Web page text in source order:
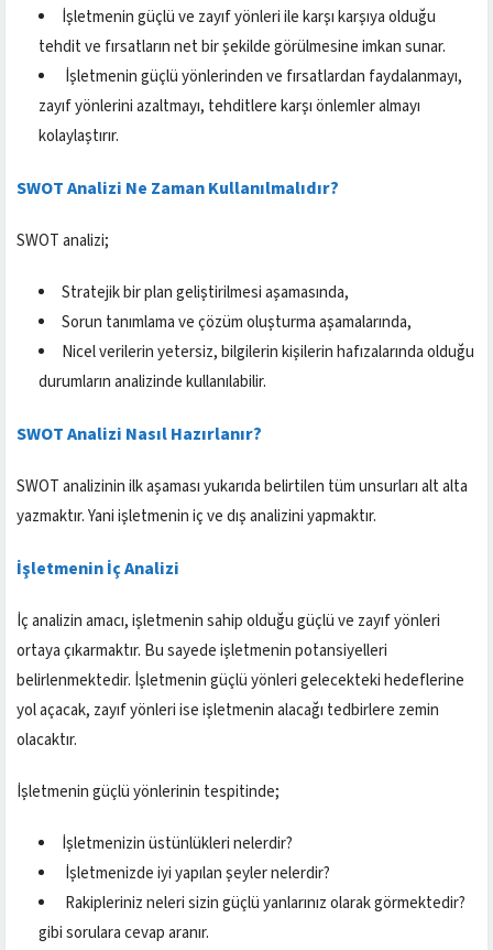
İşletmenin güçlü ve zayıf yönleri ile karşı karşıya olduğu
tehdit ve fırsatların net bir şekilde görülmesine imkan sunar.
İşletmenin güçlü yönlerinden ve fırsatlardan faydalanmayı,
zayıf yönlerini azaltmayı, tehditlere karşı önlemler almayı
kolaylaştırır.
SWOT Analizi Ne Zaman Kullanılmalıdır?
SWOT analizi;
Stratejik bir plan geliştirilmesi aşamasında,
Sorun tanımlama ve çözüm oluşturma aşamalarında,
Nicel verilerin yetersiz, bilgilerin kişilerin hafızalarında olduğu
durumların analizinde kullanılabilir.
SWOT Analizi Nasıl Hazırlanır?
SWOT analizinin ilk aşaması yukarıda belirtilen tüm unsurları alt alta
yazmaktır. Yani işletmenin iç ve dış analizini yapmaktır.
İşletmenin İç Analizi
İç analizin amacı, işletmenin sahip olduğu güçlü ve zayıf yönleri
ortaya çıkarmaktır. Bu sayede işletmenin potansiyelleri
belirlenmektedir. İşletmenin güçlü yönleri gelecekteki hedeflerine
yol açacak, zayıf yönleri ise işletmenin alacağı tedbirlere zemin
olacaktır.
İşletmenin güçlü yönlerinin tespitinde;
İşletmenizin üstünlükleri nelerdir?
İşletmenizde iyi yapılan şeyler nelerdir?
Rakipleriniz neleri sizin güçlü yanlarınız olarak görmektedir?
gibi sorulara cevap aranır.